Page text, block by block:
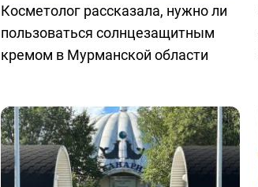
Косметолог рассказала, нужно ли
пользоваться солнцезащитным
кремом в Мурманской области